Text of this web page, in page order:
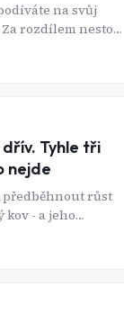
na svůj
rozdílem nestojí
z něj
Tyhle tři
nejde
předběhnout růst
- a jeho